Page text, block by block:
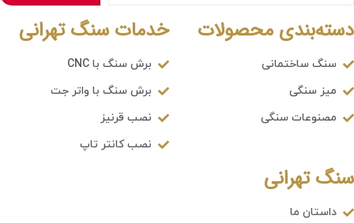
دسته‌بندی محصولات
سنگ ساختمانی
میز سنگی
مصنوعات سنگی
خدمات سنگ تهرانی
برش سنگ با CNC
برش سنگ با واتر جت
نصب قرنیز
نصب کانتر تاپ
سنگ تهرانی
داستان ما